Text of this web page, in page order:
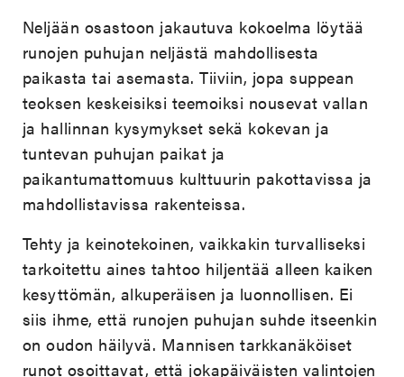
Neljään osastoon jakautuva kokoelma löytää
runojen puhujan neljästä mahdollisesta
paikasta tai asemasta. Tiiviin, jopa suppean
teoksen keskeisiksi teemoiksi nousevat vallan
ja hallinnan kysymykset sekä kokevan ja
tuntevan puhujan paikat ja
paikantumattomuus kulttuurin pakottavissa ja
mahdollistavissa rakenteissa.
Tehty ja keinotekoinen, vaikkakin turvalliseksi
tarkoitettu aines tahtoo hiljentää alleen kaiken
kesyttömän, alkuperäisen ja luonnollisen. Ei
siis ihme, että runojen puhujan suhde itseenkin
on oudon häilyvä. Mannisen tarkkanäköiset
runot osoittavat, että jokapäiväisten valintojen